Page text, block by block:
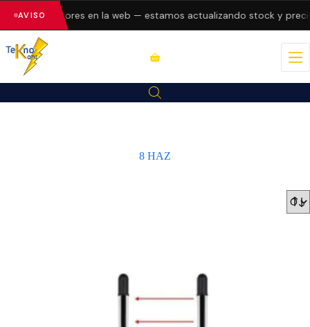
AVISO errores en la web — estamos actualizando stock y
8 HAZ